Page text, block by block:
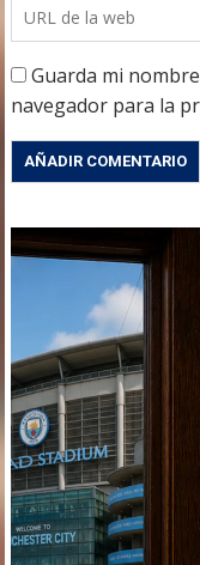
Guarda mi
navegador para la